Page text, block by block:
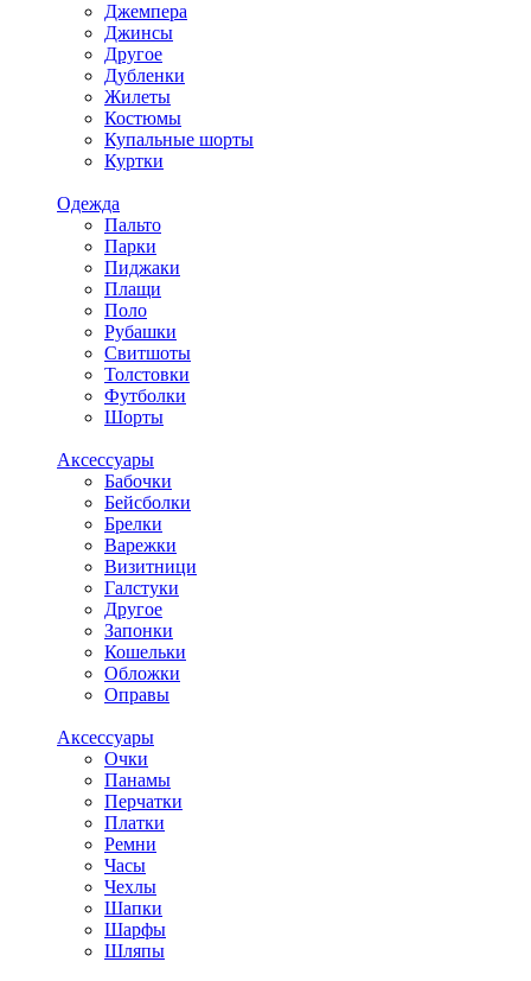
Джемпера
Джинсы
Другое
Дубленки
Жилеты
Костюмы
Купальные шорты
Куртки
Одежда
Пальто
Парки
Пиджаки
Плащи
Поло
Рубашки
Свитшоты
Толстовки
Футболки
Шорты
Аксессуары
Бабочки
Бейсболки
Брелки
Варежки
Визитници
Галстуки
Другое
Запонки
Кошельки
Обложки
Оправы
Аксессуары
Очки
Панамы
Перчатки
Платки
Ремни
Часы
Чехлы
Шапки
Шарфы
Шляпы